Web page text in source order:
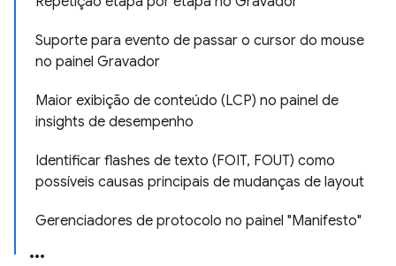
Suporte para evento de passar o cursor do mouse
no painel Gravador
Maior exibição de conteúdo (LCP) no painel de
insights de desempenho
Identificar flashes de texto (FOIT, FOUT) como
possíveis causas principais de mudanças de layout
Gerenciadores de protocolo no painel "Manifesto"